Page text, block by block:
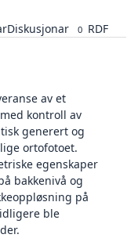
Diskusjonar 0 RDF
av et
kontroll av
generert og
ortofotoet.
egenskaper
bakkenivå og
på
ble